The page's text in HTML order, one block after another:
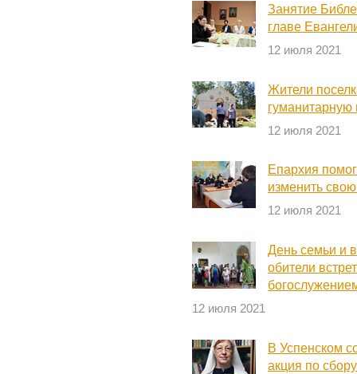
Занятие
главе
12 июля 2021
Жители
гуманитарную
12 июля 2021
Епархия
изменить
12 июля 2021
День семьи и
обители
12 июля 2021
В Успенском
акция по